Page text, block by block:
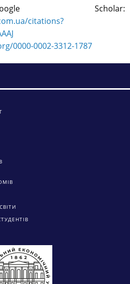
Scholar:
citations?
0000-0002-3312-1787